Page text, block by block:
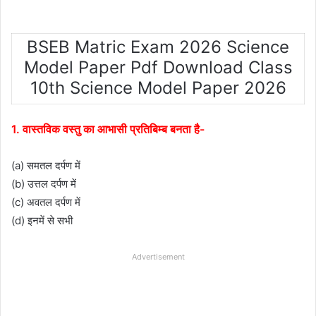
BSEB Matric Exam 2026 Science
Model Paper Pdf Download Class
10th Science Model Paper 2026
1. वास्तविक वस्तु का आभासी प्रतिबिम्ब बनता है-
(a) समतल दर्पण में
(b) उत्तल दर्पण में
(c) अवतल दर्पण में
(d) इनमें से सभी
Advertisement